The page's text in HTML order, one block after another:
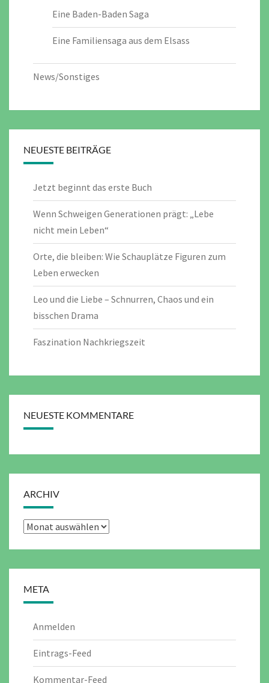
Eine Baden-Baden Saga
Eine Familiensaga aus dem Elsass
News/Sonstiges
NEUESTE BEITRÄGE
Jetzt beginnt das erste Buch
Wenn Schweigen Generationen prägt: „Lebe
nicht mein Leben“
Orte, die bleiben: Wie Schauplätze Figuren zum
Leben erwecken
Leo und die Liebe – Schnurren, Chaos und ein
bisschen Drama
Faszination Nachkriegszeit
NEUESTE KOMMENTARE
ARCHIV
Archiv
META
Anmelden
Eintrags-Feed
Kommentar-Feed